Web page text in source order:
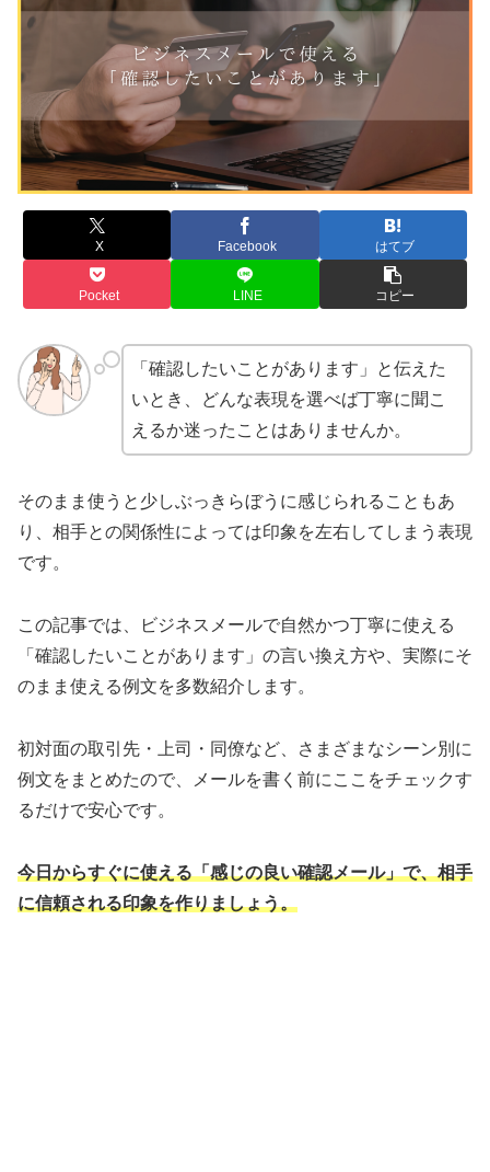
X Facebook はてブ
Pocket LINE コピー
「確認したいことがあります」と伝えた
いとき、どんな表現を選べば丁寧に聞こ
えるか迷ったことはありませんか。
そのまま使うと少しぶっきらぼうに感じられることもあ
り、相手との関係性によっては印象を左右してしまう表現
です。
この記事では、ビジネスメールで自然かつ丁寧に使える
「確認したいことがあります」の言い換え方や、実際にそ
のまま使える例文を多数紹介します。
初対面の取引先・上司・同僚など、さまざまなシーン別に
例文をまとめたので、メールを書く前にここをチェックす
るだけで安心です。
今日からすぐに使える「感じの良い確認メール」で、相手
に信頼される印象を作りましょう。